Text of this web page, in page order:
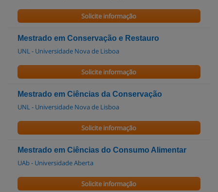
Solicite informação
Mestrado em Conservação e Restauro
UNL - Universidade Nova de Lisboa
Solicite informação
Mestrado em Ciências da Conservação
UNL - Universidade Nova de Lisboa
Solicite informação
Mestrado em Ciências do Consumo Alimentar
UAb - Universidade Aberta
Solicite informação